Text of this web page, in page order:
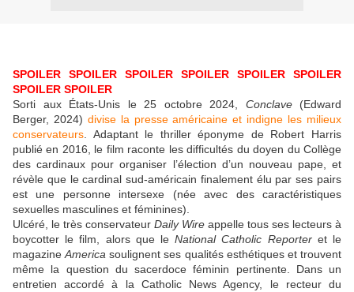
SPOILER SPOILER SPOILER SPOILER SPOILER SPOILER
SPOILER SPOILER
Sorti aux États-Unis le 25 octobre 2024, Conclave(Edward
Berger, 2024) divise la presse américaine et indigne les milieux
conservateurs . Adaptant le thriller éponyme de Robert Harris
publié en 2016, le film raconte les difficultés du doyen du Collège
des cardinaux pour organiser l’élection d’un nouveau pape, et
révèle que le cardinal sud-américain finalement élu par ses pairs
est une personne intersexe (née avec des caractéristiques
sexuelles masculines et féminines).
Ulcéré, le très conservateur Daily Wire appelle tous ses lecteurs à
boycotter le film, alors que leNational Catholic Reporteret le
magazineAmerica soulignent ses qualités esthétiques et trouvent
même la question du sacerdoce féminin pertinente. Dans un
entretien accordé à la Catholic News Agency, le recteur du